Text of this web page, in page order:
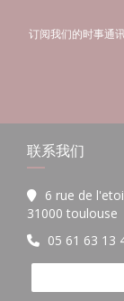
订阅我们的时事通
联系我们
6 rue de
31000 toulouse
05 61 63 13